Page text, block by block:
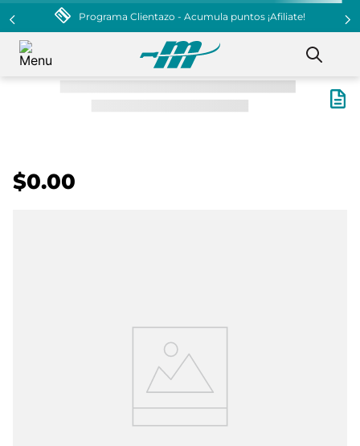
Programa Clientazo - Acumula puntos ¡Afiliate!
$0.00